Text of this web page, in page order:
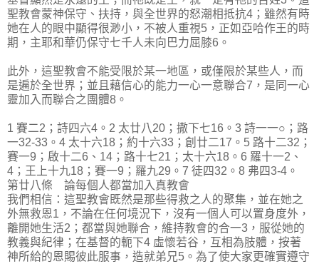
聖教會蒙神保守、扶持，與全世界的怒潮相抵抗4；雖然有時
她在人的眼中顯得很渺小，不被人重視5，正如亞哈作王的時
期，主耶和華仍保守七千人未向巴力屈膝6。
此外，這聖教會不能受限於某一地區，或僅限於某些人，而
是遍於全世界；並且藉信心的能力一心一意聯合7，是同一心
靈加入而聯合之團體8。
1 賽二2；詩四六4。2 太廿八20；撒下七16。3 詩一一○；路
一32-33。4 太十六18；約十六33；創廿二17。5 路十二32；
賽一9；啟十二6、14；路十七21；太十六18。6 羅十一2、
4；王上十九18；賽一9；羅九29。7 徒四32。8 弗四3-4。
第廿八條 論每個人都當加入真教會
我們相信：這聖教會既然是那些得救之人的聚集，並在她之
外無救恩1，不論在任何境況下，沒有一個人可以置身度外，
離開她生活2；都當與她聯合，維持教會的合一3，服從她的
教義與紀律；在基督的軛下4 虛懷若谷，互相為肢體，按著
神所給的恩賜彼此服事，造就弟兄5。為了使大家更確實遵守